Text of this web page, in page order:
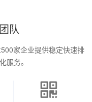
队
家企业提供稳定快速排
服务。